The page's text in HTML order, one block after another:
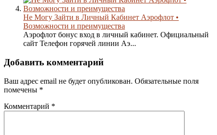
Не Могу Зайти в Личный Кабинет Аэрофлот •
Возможности и преимущества
Аэрофлот бонус вход в личный кабинет. Официальный
сайт Телефон горячей линии Аэ...
Добавить комментарий
Ваш адрес email не будет опубликован. Обязательные поля
помечены *
Комментарий *